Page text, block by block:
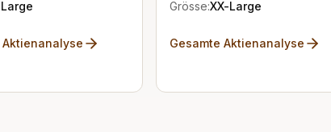
Aktienanalyse
Grösse:XX-Large
Gesamte Aktienanalyse